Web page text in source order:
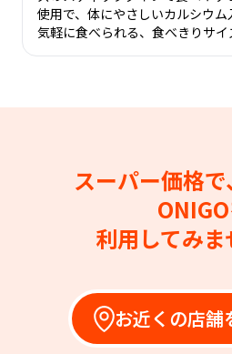
使用で、体にやさしいカルシウ
気軽に食べられる、食べきりサイ
スーパー価格で
利用してみま
お近くの店舗